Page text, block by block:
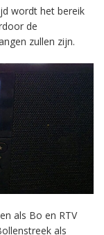
wordt het bereik
de
zullen zijn.
als Bo en RTV
als